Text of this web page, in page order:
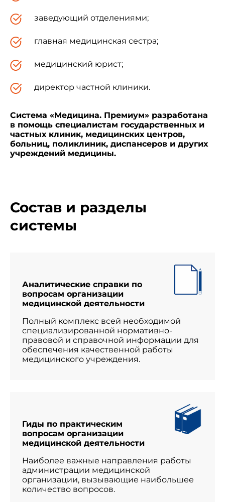
заведующий отделениями;
главная медицинская сестра;
медицинский юрист;
директор частной клиники.
Система «Медицина. Премиум» разработана
в помощь специалистам государственных и
частных клиник, медицинских центров,
больниц, поликлиник, диспансеров и других
учреждений медицины.
Состав и разделы
системы
Аналитические справки по
вопросам организации
медицинской деятельности
Полный комплекс всей необходимой
специализированной нормативно-
правовой и справочной информации для
обеспечения качественной работы
медицинского учреждения.
Гиды по практическим
вопросам организации
медицинской деятельности
Наиболее важные направления работы
администрации медицинской
организации, вызывающие наибольшее
количество вопросов.